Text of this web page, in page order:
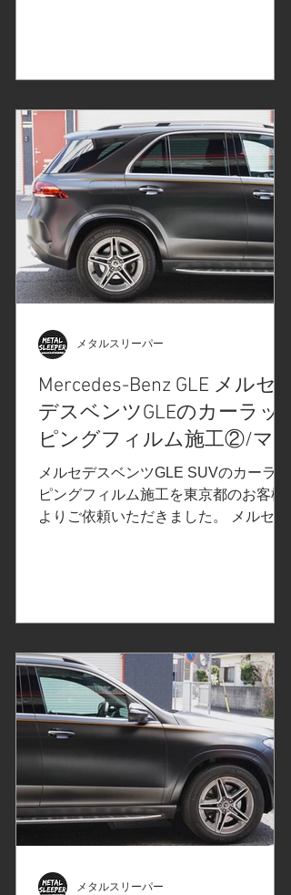
ラッピングフィルムはこちら↓ マット
で紹介させていただいたXPEL
STEALTH エクスペル ステルス、マ
ット仕上げのプロテクションフィルム
PPF。XPELエクスペルは、日本国内販
売トップシェアブランドと言っても過
言ではないプロテクションフィルム
PPFメーカーです。マットプロテクシ
ョンフィルムの名称は「STEALTH」ス
テルス、新車時からマット塗装された
スカラー車両に施工するとマットカラ
ーカスタムとボディの保護を同時に行
えるカスタマイズです。 ネンダー処理
で異物の除去/純正マットカラー部分
は、ポリッシャーを使用できません。
各種ケミカルを使用してクリーニング
各パーツの取り外し パノラミックルー
フに、マットプロテクションフィルム
施
Mercedes-Benz GLE メルセ
デスベンツGLEのカーラッ
ピングフィルム施工②/マッ
トブラック/マットラッピ
ング/ピンストライプ/東京
都H様
メルセデスベンツGLE SUVのカーラッ
ピングフィルム施工を東京都のお客様
よりご依頼いただきました。 メルセデ
合わせで決定したカー...
メタルスリーパー
メタルスリーパー